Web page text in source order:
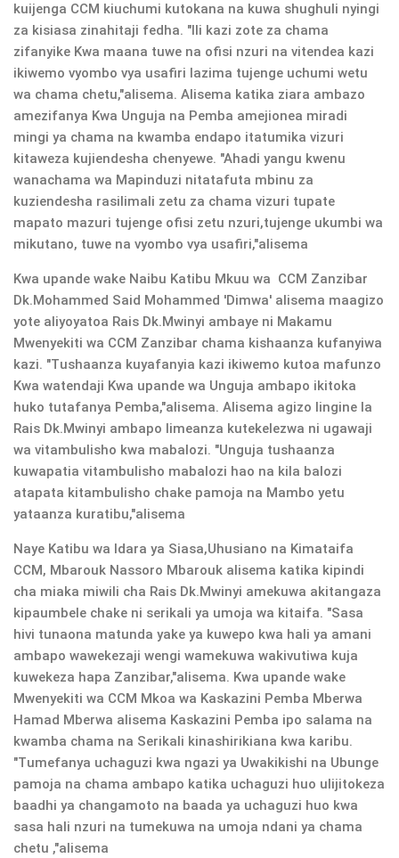
kuijenga CCM kiuchumi kutokana na kuwa shughuli nyingi
za kisiasa zinahitaji fedha. "Ili kazi zote za chama
zifanyike Kwa maana tuwe na ofisi nzuri na vitendea kazi
ikiwemo vyombo vya usafiri lazima tujenge uchumi wetu
wa chama chetu,"alisema. Alisema katika ziara ambazo
amezifanya Kwa Unguja na Pemba amejionea miradi
mingi ya chama na kwamba endapo itatumika vizuri
kitaweza kujiendesha chenyewe. "Ahadi yangu kwenu
wanachama wa Mapinduzi nitatafuta mbinu za
kuziendesha rasilimali zetu za chama vizuri tupate
mapato mazuri tujenge ofisi zetu nzuri,tujenge ukumbi wa
mikutano, tuwe na vyombo vya usafiri,"alisema
Kwa upande wake Naibu Katibu Mkuu wa CCM Zanzibar
Dk.Mohammed Said Mohammed 'Dimwa' alisema maagizo
yote aliyoyatoa Rais Dk.Mwinyi ambaye ni Makamu
Mwenyekiti wa CCM Zanzibar chama kishaanza kufanyiwa
kazi. "Tushaanza kuyafanyia kazi ikiwemo kutoa mafunzo
Kwa watendaji Kwa upande wa Unguja ambapo ikitoka
huko tutafanya Pemba,"alisema. Alisema agizo lingine la
Rais Dk.Mwinyi ambapo limeanza kutekelezwa ni ugawaji
wa vitambulisho kwa mabalozi. "Unguja tushaanza
kuwapatia vitambulisho mabalozi hao na kila balozi
atapata kitambulisho chake pamoja na Mambo yetu
yataanza kuratibu,"alisema
Naye Katibu wa Idara ya Siasa,Uhusiano na Kimataifa
CCM, Mbarouk Nassoro Mbarouk alisema katika kipindi
cha miaka miwili cha Rais Dk.Mwinyi amekuwa akitangaza
kipaumbele chake ni serikali ya umoja wa kitaifa. "Sasa
hivi tunaona matunda yake ya kuwepo kwa hali ya amani
ambapo wawekezaji wengi wamekuwa wakivutiwa kuja
kuwekeza hapa Zanzibar,"alisema. Kwa upande wake
Mwenyekiti wa CCM Mkoa wa Kaskazini Pemba Mberwa
Hamad Mberwa alisema Kaskazini Pemba ipo salama na
kwamba chama na Serikali kinashirikiana kwa karibu.
"Tumefanya uchaguzi kwa ngazi ya Uwakikishi na Ubunge
pamoja na chama ambapo katika uchaguzi huo ulijitokeza
baadhi ya changamoto na baada ya uchaguzi huo kwa
sasa hali nzuri na tumekuwa na umoja ndani ya chama
chetu ,"alisema